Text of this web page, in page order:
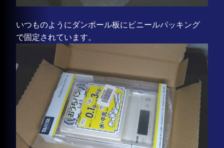
いつものようにダンボール板にビニールパッキング
で固定されています。